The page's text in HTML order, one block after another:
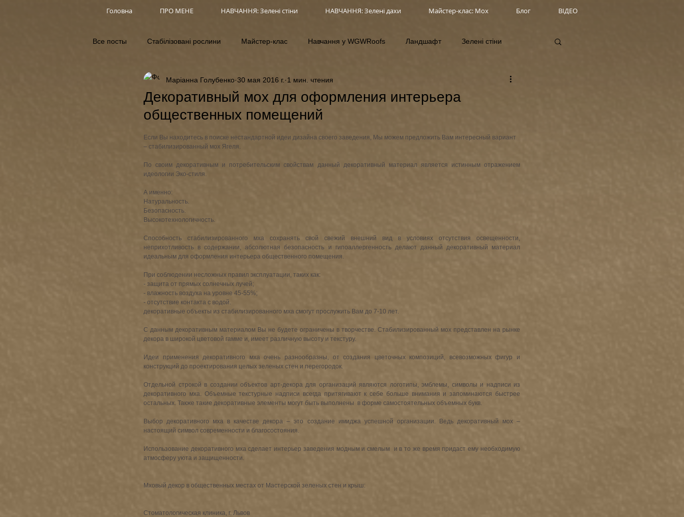
Головна ПРО МЕНЕ НАВЧАННЯ: Зелені стіни НАВЧАННЯ: Зелені дахи Майстер-клас: Мох Блог ВІДЕО
Все посты Стабілізовані рослини Майстер-клас Навчання у WGWRoofs Ландшафт Зелені стіни
Зелені дахи
Декоративный мох для оформления интерьера
общественных помещений
Маріанна Голубенко 30 мая 2016 г. 1 мин. чтения
Если Вы находитесь в поиске нестандартной идеи дизайна своего заведения, Мы можем предложить Вам интересный вариант
– стабилизированный мох Ягеля.
По своим декоративным и потребительским свойствам данный декоративный материал является истинным отражением
идеологии Эко-стиля.
А именно:
Натуральность.
Безопасность.
Высокотехнологичность.
Способность стабилизированного мха сохранять свой свежий внешний вид в условиях отсутствия освещенности,
неприхотливость в содержании, абсолютная безопасность и гипоаллергенность делают данный декоративный материал
идеальным для оформления интерьера общественного помещения.
При соблюдении несложных правил эксплуатации, таких как:
- защита от прямых солнечных лучей;
- влажность воздуха на уровне 45-55%;
- отсутствие контакта с водой.
декоративные объекты из стабилизированного мха смогут прослужить Вам до 7-10 лет.
С данным декоративным материалом Вы не будете ограничены в творчестве. Стабилизированный мох представлен на рынке
декора в широкой цветовой гамме и, имеет различную высоту и текстуру.
Идеи применения декоративного мха очень разнообразны, от создания цветочных композиций, всевозможных фигур и
конструкций до проектирования целых зеленых стен и перегородок.
Отдельной строкой в создании объектов арт-декора для организаций являются логотипы, эмблемы, символы и надписи из
декоративного мха. Объемные текстурные надписи всегда притягивают к себе больше внимания и запоминаются быстрее
остальных. Также такие декоративные элементы могут быть выполнены  в форме самостоятельных объемных букв.
Выбор декоративного мха в качестве декора – это создание имиджа успешной организации. Ведь декоративный мох –
настоящий символ современности и благосостояния.
Использование декоративного мха сделает интерьер заведения модным и смелым  и в то же время придаст ему необходимую
атмосферу уюта и защищенности.
Мховый декор в общественных местах от Мастерской зеленых стен и крыш:
Стоматологическая клиника, г. Львов